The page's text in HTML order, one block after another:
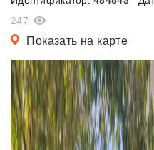
247
Показать на карте